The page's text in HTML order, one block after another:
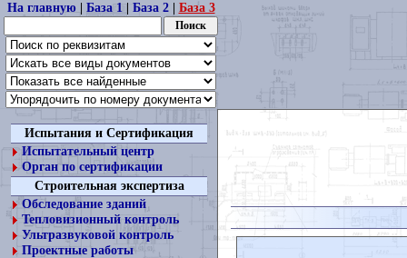
На главную| База 1| База 2| База 3
Испытания и Сертификация
Испытательный центр
Орган по сертификации
Строительная экспертиза
Обследование зданий
Тепловизионный контроль
Ультразвуковой контроль
Проектные работы